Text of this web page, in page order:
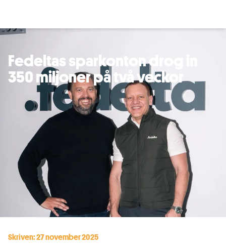
Fedeltas sparkonton drog in
350 miljoner på två veckor
Skriven: 27 november 2025